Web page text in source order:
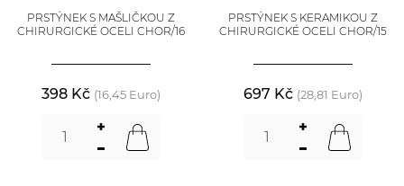
PRSTÝNEK S MAŠLIČKOU Z
CHIRURGICKÉ OCELI CHOR/16
398 Kč (16,45 Euro)
PRSTÝNEK S KERAMIKOU Z
CHIRURGICKÉ OCELI CHOR/15
697 Kč (28,81 Euro)